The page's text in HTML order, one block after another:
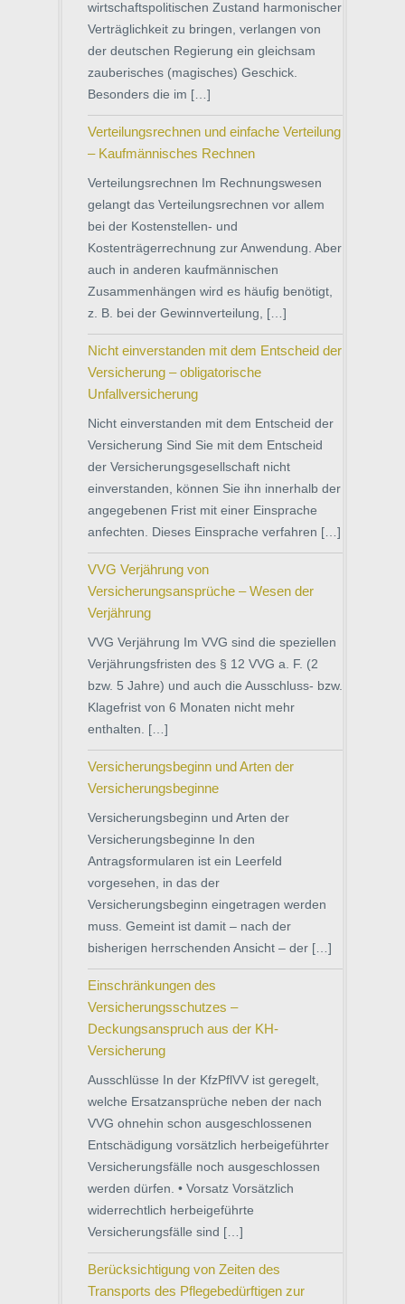
wirtschaftspolitischen Zustand harmonischer
Verträglichkeit zu bringen, verlangen von
der deutschen Regierung ein gleichsam
zauberisches (magisches) Geschick.
Besonders die im […]
Verteilungsrechnen und einfache Verteilung
– Kaufmännisches Rechnen
Verteilungsrechnen Im Rechnungswesen
gelangt das Verteilungsrechnen vor allem
bei der Kostenstellen- und
Kostenträgerrechnung zur Anwendung. Aber
auch in anderen kaufmännischen
Zusammenhängen wird es häufig benötigt,
z. B. bei der Gewinnverteilung, […]
Nicht einverstanden mit dem Entscheid der
Versicherung – obligatorische
Unfallversicherung
Nicht einverstanden mit dem Entscheid der
Versicherung Sind Sie mit dem Entscheid
der Versicherungsgesellschaft nicht
einverstanden, können Sie ihn innerhalb der
angegebenen Frist mit einer Einsprache
anfechten. Dieses Einsprache verfahren […]
VVG Verjährung von
Versicherungsansprüche – Wesen der
Verjährung
VVG Verjährung Im VVG sind die speziellen
Verjährungsfristen des § 12 VVG a. F. (2
bzw. 5 Jahre) und auch die Ausschluss- bzw.
Klagefrist von 6 Monaten nicht mehr
enthalten. […]
Versicherungsbeginn und Arten der
Versicherungsbeginne
Versicherungsbeginn und Arten der
Versicherungsbeginne In den
Antragsformularen ist ein Leerfeld
vorgesehen, in das der
Versicherungsbeginn eingetragen werden
muss. Gemeint ist damit – nach der
bisherigen herrschenden Ansicht – der […]
Einschränkungen des
Versicherungsschutzes –
Deckungsanspruch aus der KH-
Versicherung
Ausschlüsse In der KfzPflVV ist geregelt,
welche Ersatzansprüche neben der nach
VVG ohnehin schon ausgeschlossenen
Entschädigung vorsätzlich herbeigeführter
Versicherungsfälle noch ausgeschlossen
werden dürfen. • Vorsatz Vorsätzlich
widerrechtlich herbeigeführte
Versicherungsfälle sind […]
Berücksichtigung von Zeiten des
Transports des Pflegebedürftigen zur